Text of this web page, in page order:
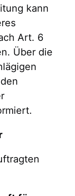
kann
Art. 6
Über die